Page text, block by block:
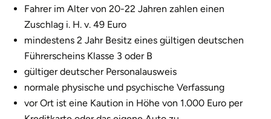
Fahrer im Alter von 20-22 Jahren zahlen einen
Zuschlag i. H. v. 49 Euro
mindestens 2 Jahr Besitz eines gültigen deutschen
Führerscheins Klasse 3 oder B
gültiger deutscher Personalausweis
normale physische und psychische Verfassung
vor Ort ist eine Kaution in Höhe von 1.000 Euro per
Herzogtum Lauenburg
Homburg
Horb am Neckar
Ibbenbüren